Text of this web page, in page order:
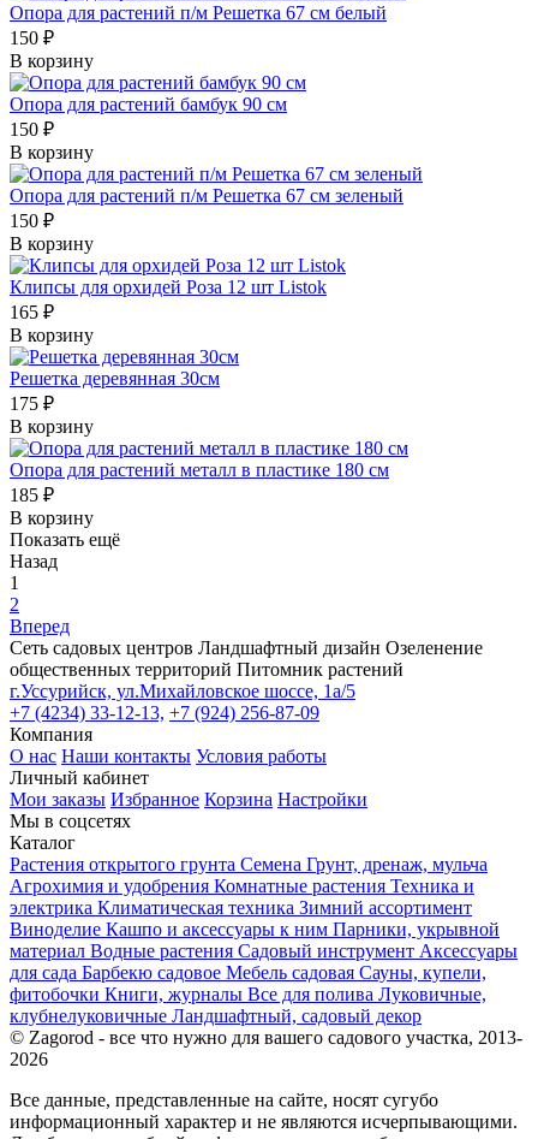
Опора для растений п/м Решетка 67 см белый
150 ₽
В корзину
Опора для растений бамбук 90 см
150 ₽
В корзину
Опора для растений п/м Решетка 67 см зеленый
150 ₽
В корзину
Клипсы для орхидей Роза 12 шт Listok
165 ₽
В корзину
Решетка деревянная 30см
175 ₽
В корзину
Опора для растений металл в пластике 180 см
185 ₽
В корзину
Показать ещё
Назад
1
2
Вперед
Сеть садовых центров Ландшафтный дизайн Озеленение
общественных территорий Питомник растений
г.Уссурийск, ул.Михайловское шоссе, 1а/5
+7 (4234) 33-12-13, +7 (924) 256-87-09
Компания
О нас Наши контакты Условия работы
Личный кабинет
Мои заказы Избранное Корзина Настройки
Мы в соцсетях
Каталог
Растения открытого грунта Семена Грунт, дренаж, мульча
Агрохимия и удобрения Комнатные растения Техника и
электрика Климатическая техника Зимний ассортимент
Виноделие Кашпо и аксессуары к ним Парники, укрывной
материал Водные растения Садовый инструмент Аксессуары
для сада Барбекю садовое Мебель садовая Сауны, купели,
фитобочки Книги, журналы Все для полива Луковичные,
клубнелуковичные Ландшафтный, садовый декор
© Zagorod - все что нужно для вашего садового участка, 2013-
2026
Все данные, представленные на сайте, носят сугубо
информационный характер и не являются исчерпывающими.